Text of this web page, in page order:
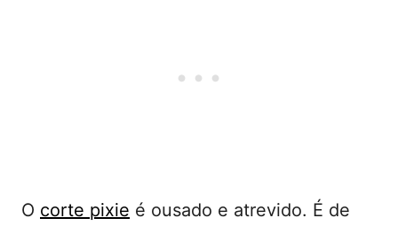
O corte pixie é ousado e atrevido. É de